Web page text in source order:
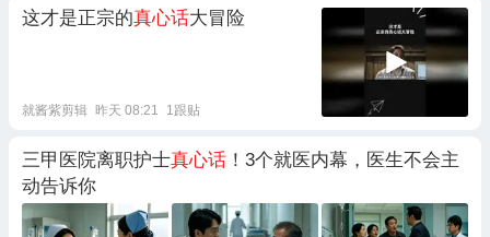
这才是正宗的真心话大冒险
就酱紫剪辑 昨天 08:21 1跟贴
三甲医院离职护士真心话 ！3个就医内幕，医生不会主
动告诉你